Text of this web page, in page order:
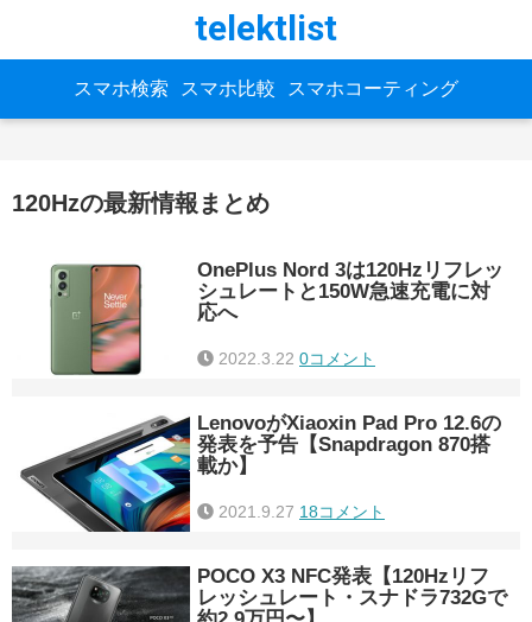
telektlist
スマホ検索 スマホ比較 スマホコーティング
120Hzの最新情報まとめ
OnePlus Nord 3は120Hzリフレッ
シュレートと150W急速充電に対
応へ
2022.3.22 0コメント
LenovoがXiaoxin Pad Pro 12.6の
発表を予告【Snapdragon 870搭
載か】
2021.9.27 18コメント
POCO X3 NFC発表【120Hzリフ
レッシュレート・スナドラ732Gで